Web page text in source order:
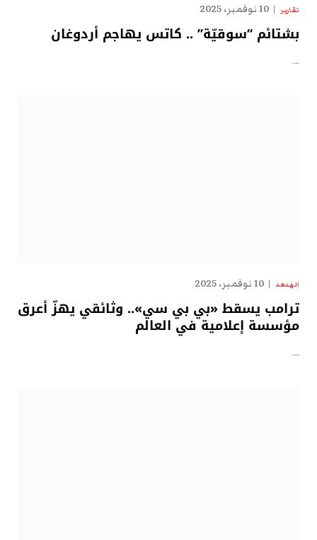
تقارير 10 نوفمبر، 2025
بشتائم “سوقيّة” .. كاتس يهاجم أردوغان
…
الهدهد 10 نوفمبر، 2025
ترامب يسقط «بي بي سي».. وثائقي يهزّ أعرق
مؤسسة إعلامية في العالم
…